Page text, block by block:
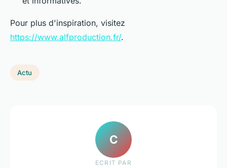
Pour plus d'inspiration, visitez
https://www.alfproduction.fr/.
Actu
C
ECRIT PAR